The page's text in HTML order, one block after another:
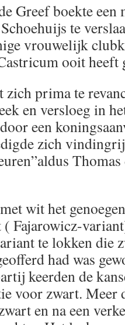
Greef boekte een
te
vrouwelijk
ooit heeft
prima te
en versloeg in
een
zich
wit het
Fajarowicz-
te lokken die
had was
keerden de
voor zwart. Meer
en na een